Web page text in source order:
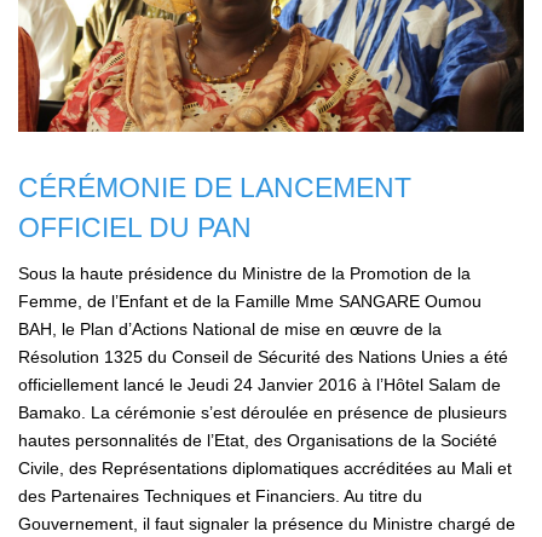
CÉRÉMONIE DE LANCEMENT
OFFICIEL DU PAN
Sous la haute présidence du Ministre de la Promotion de la
Femme, de l’Enfant et de la Famille Mme SANGARE Oumou
BAH, le Plan d’Actions National de mise en œuvre de la
Résolution 1325 du Conseil de Sécurité des Nations Unies a été
officiellement lancé le Jeudi 24 Janvier 2016 à l’Hôtel Salam de
Bamako. La cérémonie s’est déroulée en présence de plusieurs
hautes personnalités de l’Etat, des Organisations de la Société
Civile, des Représentations diplomatiques accréditées au Mali et
des Partenaires Techniques et Financiers. Au titre du
Gouvernement, il faut signaler la présence du Ministre chargé de